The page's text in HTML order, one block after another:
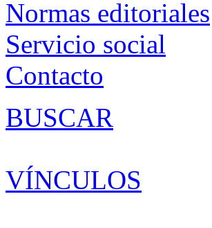
Normas editoriales
Servicio social
Contacto
BUSCAR
VÍNCULOS